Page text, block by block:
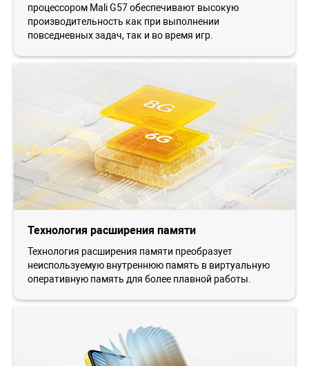
процессором Mali G57 обеспечивают высокую
производительность как при выполнении
повседневных задач, так и во время игр.
Технология расширения памяти
Технология расширения памяти преобразует
неиспользуемую внутреннюю память в виртуальную
оперативную память для более плавной работы.